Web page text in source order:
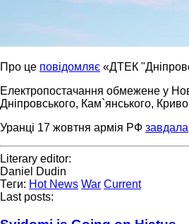
Про це повідомляє «ДТЕК
Електропостачання обмежене у
Дніпровського, Кам`янського,
Уранці 17 жовтня армія РФ завдала
Literary editor:
Daniel Dudin
Теги: Hot News War Current
Last posts: